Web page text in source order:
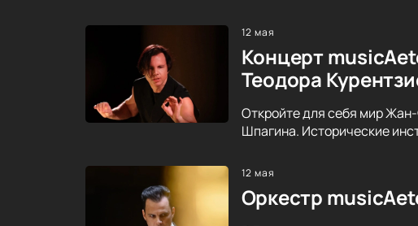
12 мая
Концерт
Теодора
Откройте для себя мир
Шпагина. Исторические
12 мая
Оркестр